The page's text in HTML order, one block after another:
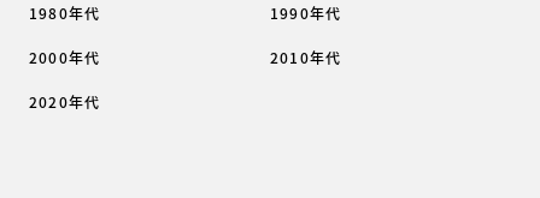
1980年代 1990年代
2000年代 2010年代
2020年代